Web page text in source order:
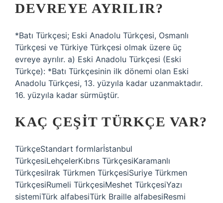
DEVREYE AYRILIR?
*Batı Türkçesi; Eski Anadolu Türkçesi, Osmanlı
Türkçesi ve Türkiye Türkçesi olmak üzere üç
evreye ayrılır. a) Eski Anadolu Türkçesi (Eski
Türkçe): *Batı Türkçesinin ilk dönemi olan Eski
Anadolu Türkçesi, 13. yüzyıla kadar uzanmaktadır.
16. yüzyıla kadar sürmüştür.
KAÇ ÇEŞIT TÜRKÇE VAR?
TürkçeStandart formlarİstanbul
TürkçesiLehçelerKıbrıs TürkçesiKaramanlı
TürkçesiIrak Türkmen TürkçesiSuriye Türkmen
TürkçesiRumeli TürkçesiMeshet TürkçesiYazı
sistemiTürk alfabesiTürk Braille alfabesiResmi